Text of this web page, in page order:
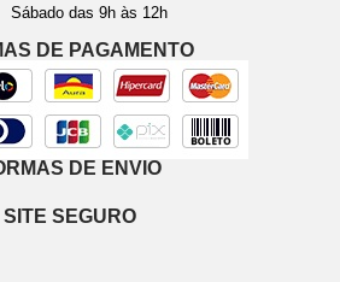
Sábado das 9h às 12h
DE PAGAMENTO
DE ENVIO
SITE SEGURO